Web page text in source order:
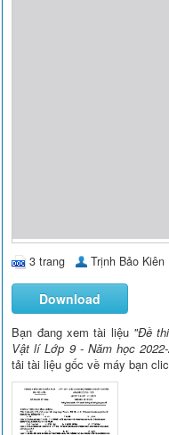
3 trang Trịnh Bảo Kiên
Download
Bạn đang xem tài liệu "Đề
Vật lí Lớp 9 - Năm học
tải tài liệu gốc về máy bạn